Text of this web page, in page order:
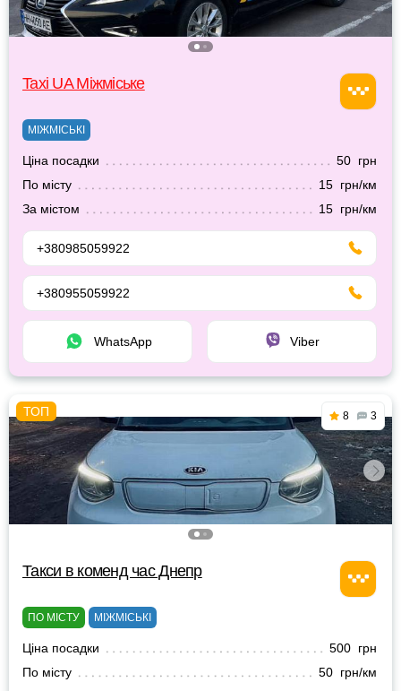
Taxi UA Міжміське
МІЖМІСЬКІ
Ціна посадки
50 грн
По місту
15 грн/км
За містом
15 грн/км
+380985059922
+380955059922
WhatsApp Viber
8 3
Такси в коменд час Днепр
ПО МІСТУ МІЖМІСЬКІ
Ціна посадки
500 грн
По місту
50 грн/км